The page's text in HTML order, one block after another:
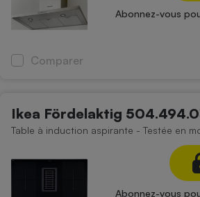
Abonnez-vous
Comparer
Ikea Fördelaktig
Table à induction aspirante - Testée en
Abonnez-vous